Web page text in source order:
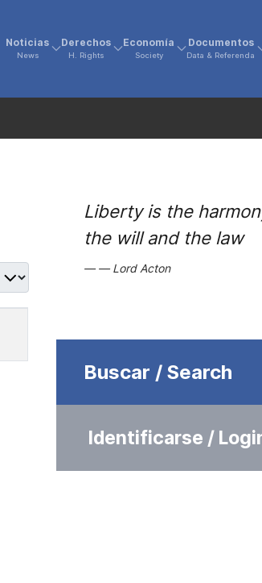
Noticias
News
Derechos
H. Rights
Economía
Society
Documentos
Data & Referenda
Liberty is the
the will and the law
Lord Acton
Buscar / Search
Identificarse /